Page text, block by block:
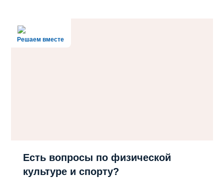
Решаем вместе
Есть вопросы по физической
культуре и спорту?